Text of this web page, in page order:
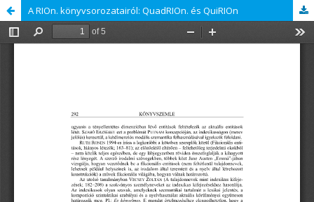
A RIOn. könyvsorozatairól: QuadRIOn. és QuiRIOn